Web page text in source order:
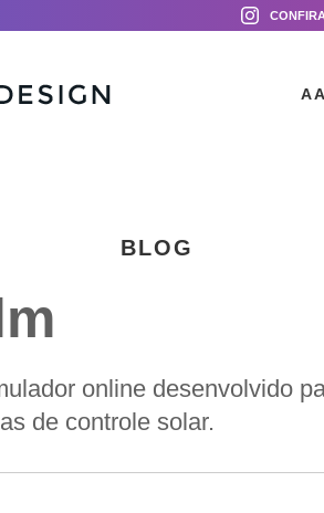
BLOG
A
online desenvolvido
de controle solar.